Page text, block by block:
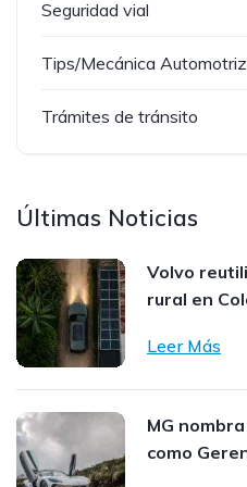
Seguridad vial
Tips/Mecánica Automotriz
Trámites de tránsito
Últimas Noticias
Volvo
rural en
Leer Más
MG
como